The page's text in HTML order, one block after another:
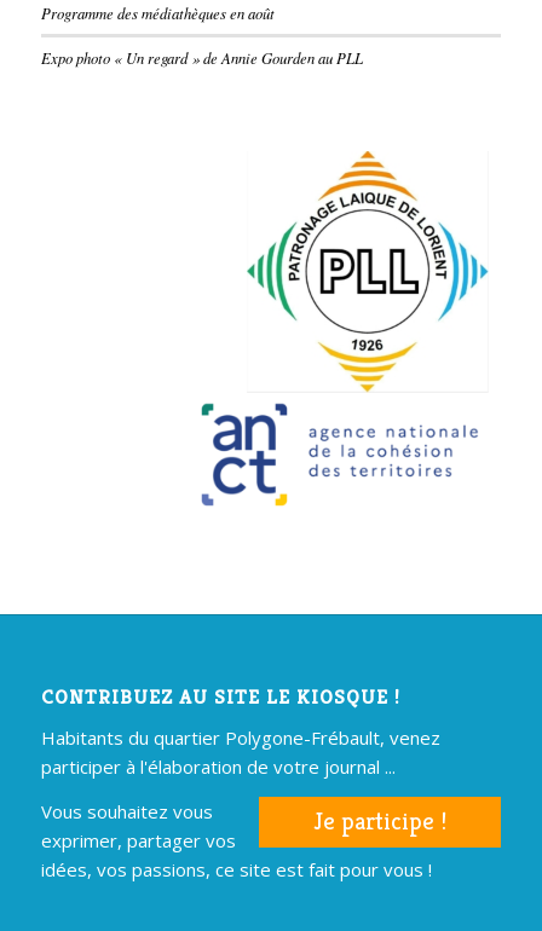
Programme des médiathèques en août
Expo photo « Un regard » de Annie Gourden au PLL
CONTRIBUEZ AU SITE LE KIOSQUE !
Habitants du quartier Polygone-Frébault, venez
participer à l'élaboration de votre journal ...
Je participe !
Vous souhaitez vous
exprimer, partager vos
idées, vos passions, ce site est fait pour vous !